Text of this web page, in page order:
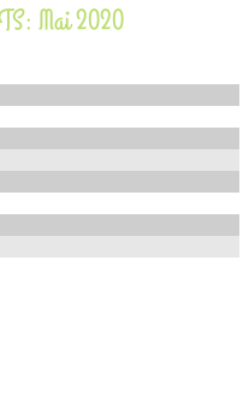
Mai 2020